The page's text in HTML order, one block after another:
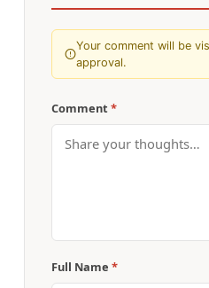
Your comment will be
approval.
Comment *
Full Name *